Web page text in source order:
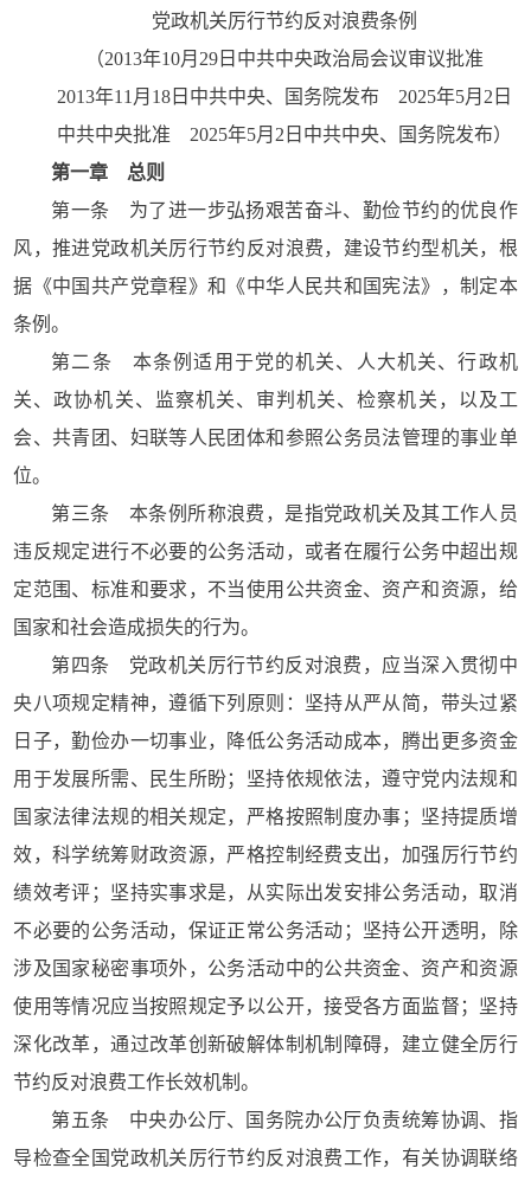
党政机关厉行节约反对浪费条例
（2013年10月29日中共中央政治局会议审议批准
2013年11月18日中共中央、国务院发布 2025年5月2日
中共中央批准 2025年5月2日中共中央、国务院发布）
第一章 总则
第一条 为了进一步弘扬艰苦奋斗、勤俭节约的优良作
风，推进党政机关厉行节约反对浪费，建设节约型机关，根
据《中国共产党章程》和《中华人民共和国宪法》，制定本
条例。
第二条 本条例适用于党的机关、人大机关、行政机
关、政协机关、监察机关、审判机关、检察机关，以及工
会、共青团、妇联等人民团体和参照公务员法管理的事业单
位。
第三条 本条例所称浪费，是指党政机关及其工作人员
违反规定进行不必要的公务活动，或者在履行公务中超出规
定范围、标准和要求，不当使用公共资金、资产和资源，给
国家和社会造成损失的行为。
第四条 党政机关厉行节约反对浪费，应当深入贯彻中
央八项规定精神，遵循下列原则：坚持从严从简，带头过紧
日子，勤俭办一切事业，降低公务活动成本，腾出更多资金
用于发展所需、民生所盼；坚持依规依法，遵守党内法规和
国家法律法规的相关规定，严格按照制度办事；坚持提质增
效，科学统筹财政资源，严格控制经费支出，加强厉行节约
绩效考评；坚持实事求是，从实际出发安排公务活动，取消
不必要的公务活动，保证正常公务活动；坚持公开透明，除
涉及国家秘密事项外，公务活动中的公共资金、资产和资源
使用等情况应当按照规定予以公开，接受各方面监督；坚持
深化改革，通过改革创新破解体制机制障碍，建立健全厉行
节约反对浪费工作长效机制。
第五条 中央办公厅、国务院办公厅负责统筹协调、指
导检查全国党政机关厉行节约反对浪费工作，有关协调联络